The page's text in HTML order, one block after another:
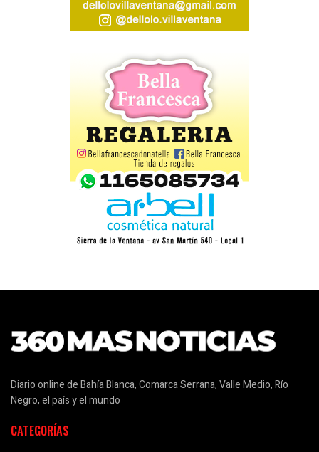
Diario online de Bahía Blanca, Comarca Serrana, Valle Medio, Río
Negro, el país y el mundo
CATEGORÍAS